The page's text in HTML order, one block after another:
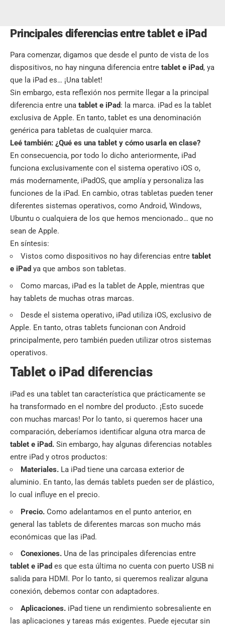
Principales diferencias entre tablet e iPad
Para comenzar, digamos que desde el punto de vista de los
dispositivos, no hay ninguna diferencia entre tablet e iPad, ya
que la iPad es… ¡Una tablet!
Sin embargo, esta reflexión nos permite llegar a la principal
diferencia entre una tablet e iPad: la marca. iPad es la tablet
exclusiva de Apple. En tanto, tablet es una denominación
genérica para tabletas de cualquier marca.
Leé también: ¿Qué es una tablet y cómo usarla en clase?
En consecuencia, por todo lo dicho anteriormente, iPad
funciona exclusivamente con el sistema operativo iOS o,
más modernamente, iPadOS, que amplía y personaliza las
funciones de la iPad. En cambio, otras tabletas pueden tener
diferentes sistemas operativos, como Android, Windows,
Ubuntu o cualquiera de los que hemos mencionado… que no
sean de Apple.
En síntesis:
Vistos como dispositivos no hay diferencias entre tablet
e iPad ya que ambos son tabletas.
Como marcas, iPad es la tablet de Apple, mientras que
hay tablets de muchas otras marcas.
Desde el sistema operativo, iPad utiliza iOS, exclusivo de
Apple. En tanto, otras tablets funcionan con Android
principalmente, pero también pueden utilizar otros sistemas
operativos.
Tablet o iPad diferencias
iPad es una tablet tan característica que prácticamente se
ha transformado en el nombre del producto. ¡Esto sucede
con muchas marcas! Por lo tanto, si queremos hacer una
comparación, deberíamos identificar alguna otra marca de
tablet e iPad. Sin embargo, hay algunas diferencias notables
entre iPad y otros productos:
Materiales. La iPad tiene una carcasa exterior de
aluminio. En tanto, las demás tablets pueden ser de plástico,
lo cual influye en el precio.
Precio. Como adelantamos en el punto anterior, en
general las tablets de diferentes marcas son mucho más
económicas que las iPad.
Conexiones. Una de las principales diferencias entre
tablet e iPad es que esta última no cuenta con puerto USB ni
salida para HDMI. Por lo tanto, si queremos realizar alguna
conexión, debemos contar con adaptadores.
Aplicaciones. iPad tiene un rendimiento sobresaliente en
las aplicaciones y tareas más exigentes. Puede ejecutar sin